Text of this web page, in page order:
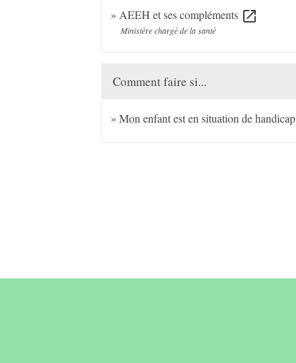
AEEH et ses compléments open_in_new
Ministère chargé de la santé
Comment faire si...
Mon enfant est en situation de handicap